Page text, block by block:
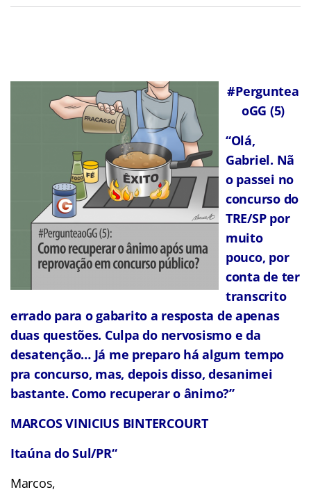
#Perguntea
oGG (5)
“Olá,
Gabriel. Nã
o passei no
concurso do
TRE/SP por
muito
pouco, por
conta de ter
transcrito
errado para o gabarito a resposta de apenas
duas questões. Culpa do nervosismo e da
desatenção… Já me preparo há algum tempo
pra concurso, mas, depois disso, desanimei
bastante. Como recuperar o ânimo?”
MARCOS VINICIUS BINTERCOURT
Itaúna do Sul/PR“
Marcos,